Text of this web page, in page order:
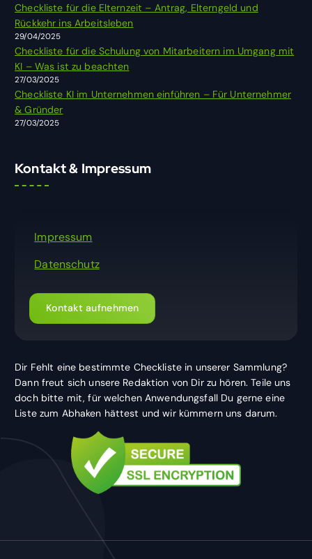
h
:
Checkliste für die Elternzeit – Antrag, Elterngeld und
Rückkehr ins Arbeitsleben
29/04/2025
Checkliste für die Schulung von Mitarbeitern im Umgang mit
KI – Was ist zu beachten
27/03/2025
Checkliste KI im Unternehmen einführen – Für Unternehmer
& Gründer
27/03/2025
Kontakt & Impressum
Impressum
Datenschutz
Kontakt aufnehmen
Dir Fehlt eine bestimmte Checkliste in unserer Sammlung?
Dann freut sich unsere Redaktion von Dir zu hören. Teile uns
doch bitte mit, für welchen Anwendungsfall Du gerne eine
Liste zum Abhaken hättest und wir kümmern uns darum.